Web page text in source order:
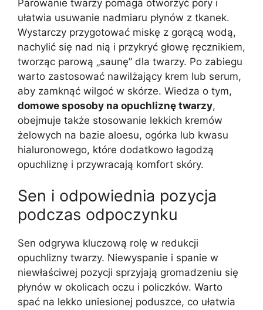
Parowanie twarzy pomaga otworzyć pory i
ułatwia usuwanie nadmiaru płynów z tkanek.
Wystarczy przygotować miskę z gorącą wodą,
nachylić się nad nią i przykryć głowę ręcznikiem,
tworząc parową „saunę” dla twarzy. Po zabiegu
warto zastosować nawilżający krem lub serum,
aby zamknąć wilgoć w skórze. Wiedza o tym,
domowe sposoby na opuchliznę twarzy,
obejmuje także stosowanie lekkich kremów
żelowych na bazie aloesu, ogórka lub kwasu
hialuronowego, które dodatkowo łagodzą
opuchliznę i przywracają komfort skóry.
Sen i odpowiednia pozycja
podczas odpoczynku
Sen odgrywa kluczową rolę w redukcji
opuchlizny twarzy. Niewyspanie i spanie w
niewłaściwej pozycji sprzyjają gromadzeniu się
płynów w okolicach oczu i policzków. Warto
spać na lekko uniesionej poduszce, co ułatwia